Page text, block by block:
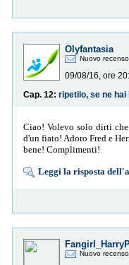
Olyfantasia
Nuovo
09/08/16, ore
Cap. 12: ripetilo, se ne hai
Ciao! Volevo solo dirti
d'un fiato! Adoro Fred e
bene! Complimenti!
Leggi la risposta
Nuovo